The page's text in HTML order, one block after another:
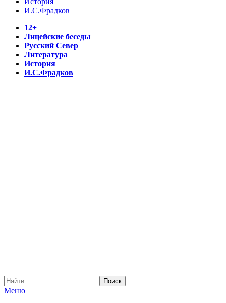
И.С.Фрадков
12+
Лицейские беседы
Русский Север
Литература
История
И.С.Фрадков
Меню